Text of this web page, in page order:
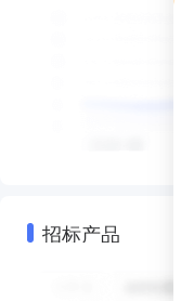
招标产品